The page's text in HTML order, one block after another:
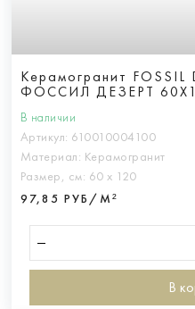
Керамогранит FOSSIL
ФОССИЛ ДЕЗЕРТ
В наличии
Артикул: 610010004100
Материал: Керамогранит
Размер, см: 60 х 120
97,85 РУБ/М²
В